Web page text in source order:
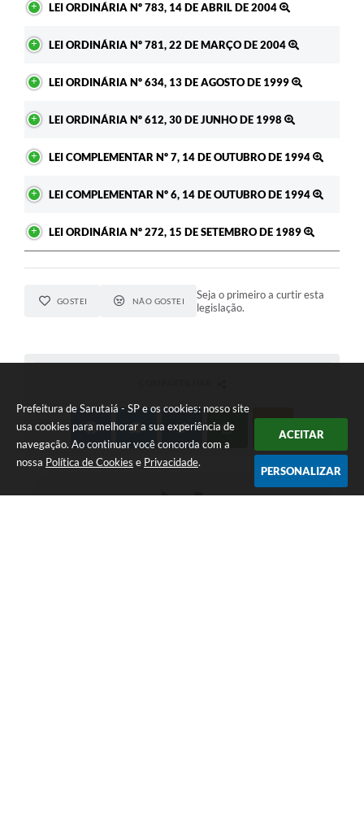
Prefeitura de Sarutaiá - SP e os cookies: nosso site
usa cookies para melhorar a sua experiência de
navegação. Ao continuar você concorda com a
nossa Política de Cookies e Privacidade.
ACEITAR
PERSONALIZAR
LEI ORDINÁRIA Nº 783, 14 DE ABRIL DE 2004
LEI ORDINÁRIA Nº 781, 22 DE MARÇO DE 2004
LEI ORDINÁRIA Nº 634, 13 DE AGOSTO DE 1999
LEI ORDINÁRIA Nº 612, 30 DE JUNHO DE 1998
LEI COMPLEMENTAR Nº 7, 14 DE OUTUBRO DE 1994
LEI COMPLEMENTAR Nº 6, 14 DE OUTUBRO DE 1994
LEI ORDINÁRIA Nº 272, 15 DE SETEMBRO DE 1989
GOSTEI NÃO GOSTEI
Seja o primeiro a curtir esta
legislação.